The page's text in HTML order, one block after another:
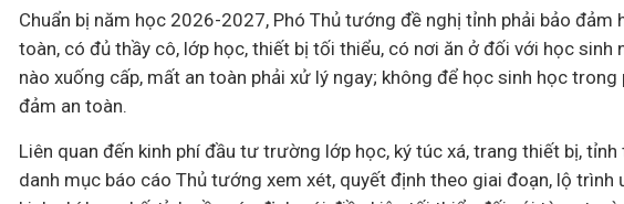
Chuẩn bị năm học 2026-2027, Phó Thủ tướng đề nghị tỉnh phải bảo đảm
toàn, có đủ thầy cô, lớp học, thiết bị tối thiểu, có nơi ăn ở đối với học sinh
nào xuống cấp, mất an toàn phải xử lý ngay; không để học sinh học
đảm an toàn.
Liên quan đến kinh phí đầu tư trường lớp học, ký túc xá, trang thiết bị,
danh mục báo cáo Thủ tướng xem xét, quyết định theo giai đoạn, lộ trình